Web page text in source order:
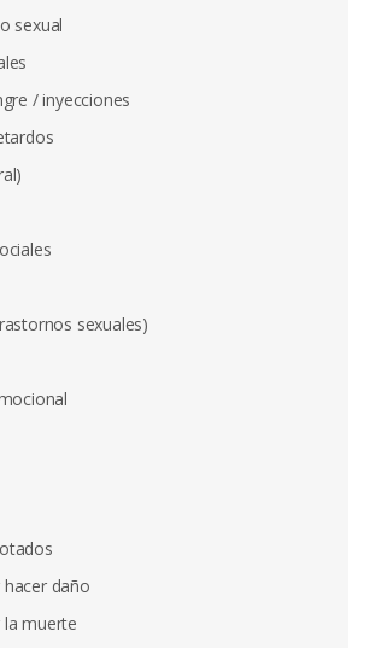
sexual
/ inyecciones
sexuales)
daño
muerte